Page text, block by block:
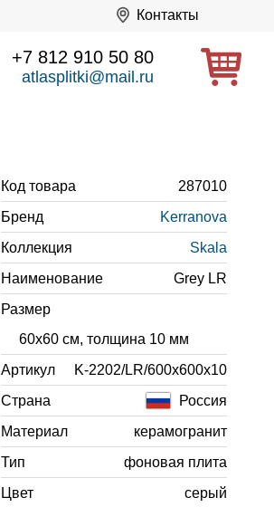
Контакты
+7 812 910 50 80
atlasplitki@mail.ru
Код товара
287010
Бренд
Kerranova
Коллекция
Skala
Наименование
Grey LR
Размер
60x60 см, толщина 10 мм
Артикул
K-2202/LR/600x600x10
Страна
Россия
Материал
керамогранит
Тип
фоновая плита
Цвет
серый